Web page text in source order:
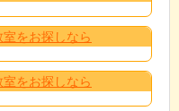
をお探しなら
をお探しなら